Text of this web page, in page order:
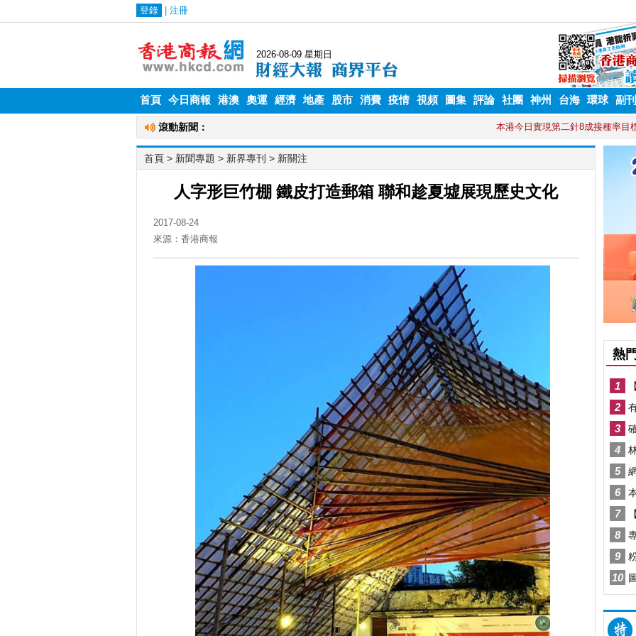
首頁 今日商報 港澳 奧運 經濟 地產 股市 消費 疫情 視頻 圖集 評論 社團 神州 台海 環球 副刊
首頁 > 新聞專題 > 新界專刊 > 新關注
人字形巨竹棚 鐵皮打造郵箱 聯和趁夏墟展現歷史文化
2017-08-24
來源：香港商報